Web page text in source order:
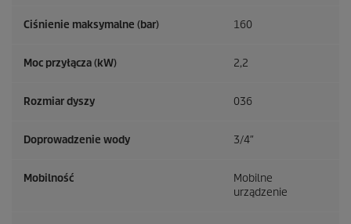
Ciśnienie maksymalne (bar) 160
Moc przyłącza (kW) 2,2
Rozmiar dyszy 036
Doprowadzenie wody 3/4″
Mobilność
Mobilne
urządzenie